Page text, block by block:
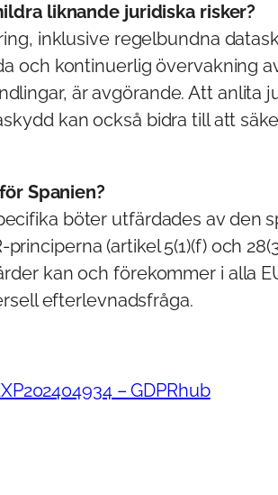
liknande juridiska risker?
inklusive regelbundna
och kontinuerlig övervakning
är avgörande. Att anlita
kan också bidra till att
Spanien?
böter utfärdades av den
(artikel 5(1)(f) och
kan och förekommer i alla
efterlevnadsfråga.
– GDPRhub